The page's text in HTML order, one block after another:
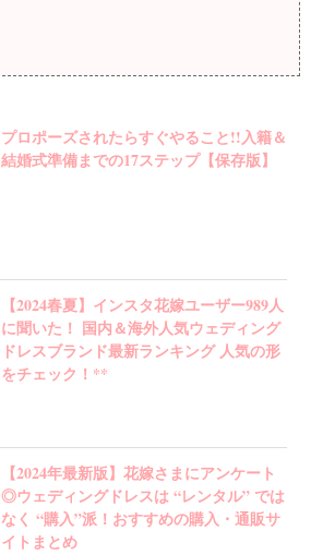
プロポーズされたらすぐやること!!入籍＆
結婚式準備までの17ステップ【保存版】
【2024春夏】インスタ花嫁ユーザー989人
に聞いた！ 国内＆海外人気ウェディング
ドレスブランド最新ランキング 人気の形
をチェック！**
【2024年最新版】花嫁さまにアンケート
◎ウェディングドレスは “レンタル” では
なく “購入”派！おすすめの購入・通販サ
イトまとめ